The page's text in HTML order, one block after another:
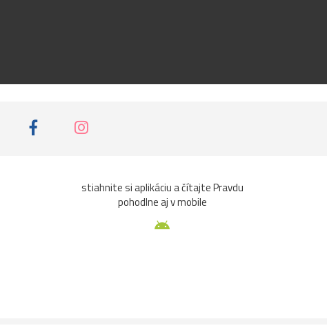
stiahnite si aplikáciu a čítajte Pravdu
pohodlne aj v mobile